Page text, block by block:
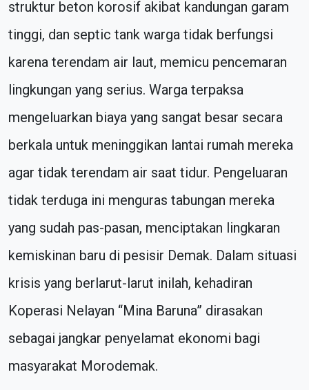
struktur beton korosif akibat kandungan garam
tinggi, dan septic tank warga tidak berfungsi
karena terendam air laut, memicu pencemaran
lingkungan yang serius. Warga terpaksa
mengeluarkan biaya yang sangat besar secara
berkala untuk meninggikan lantai rumah mereka
agar tidak terendam air saat tidur. Pengeluaran
tidak terduga ini menguras tabungan mereka
yang sudah pas-pasan, menciptakan lingkaran
kemiskinan baru di pesisir Demak. Dalam situasi
krisis yang berlarut-larut inilah, kehadiran
Koperasi Nelayan “Mina Baruna” dirasakan
sebagai jangkar penyelamat ekonomi bagi
masyarakat Morodemak.